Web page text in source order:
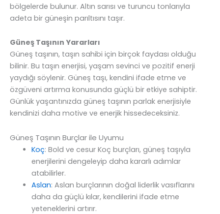
bölgelerde bulunur. Altın sarısı ve turuncu tonlarıyla
adeta bir güneşin parıltısını taşır.
Güneş Taşının Yararları
Güneş taşının, taşın sahibi için birçok faydası olduğu
bilinir. Bu taşın enerjisi, yaşam sevinci ve pozitif enerji
yaydığı söylenir. Güneş taşı, kendini ifade etme ve
özgüveni artırma konusunda güçlü bir etkiye sahiptir.
Günlük yaşantınızda güneş taşının parlak enerjisiyle
kendinizi daha motive ve enerjik hissedeceksiniz.
Güneş Taşının Burçlar ile Uyumu
Koç: Bold ve cesur Koç burçları, güneş taşıyla
enerjilerini dengeleyip daha kararlı adımlar
atabilirler.
Aslan: Aslan burçlarının doğal liderlik vasıflarını
daha da güçlü kılar, kendilerini ifade etme
yeteneklerini artırır.